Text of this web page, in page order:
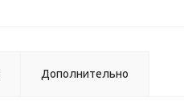
Дополнительно